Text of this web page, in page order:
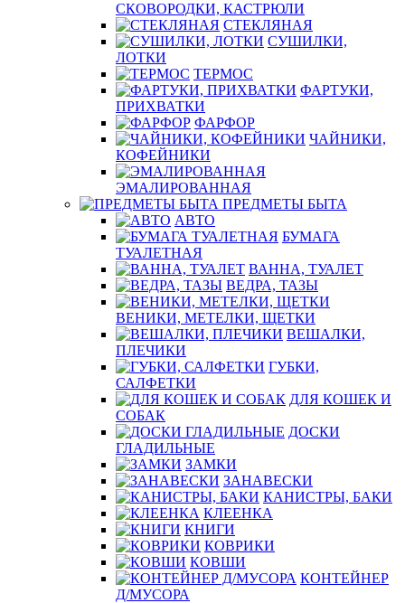
СКОВОРОДКИ, КАСТРЮЛИ
СТЕКЛЯНАЯ
СУШИЛКИ,
ЛОТКИ
ТЕРМОС
ФАРТУКИ,
ПРИХВАТКИ
ФАРФОР
ЧАЙНИКИ,
КОФЕЙНИКИ
ЭМАЛИРОВАННАЯ
ПРЕДМЕТЫ БЫТА
АВТО
БУМАГА
ТУАЛЕТНАЯ
ВАННА, ТУАЛЕТ
ВЕДРА, ТАЗЫ
ВЕНИКИ, МЕТЕЛКИ, ЩЕТКИ
ВЕШАЛКИ,
ПЛЕЧИКИ
ГУБКИ,
САЛФЕТКИ
ДЛЯ КОШЕК И
СОБАК
ДОСКИ
ГЛАДИЛЬНЫЕ
ЗАМКИ
ЗАНАВЕСКИ
КАНИСТРЫ, БАКИ
КЛЕЕНКА
КНИГИ
КОВРИКИ
КОВШИ
КОНТЕЙНЕР
Д/МУСОРА